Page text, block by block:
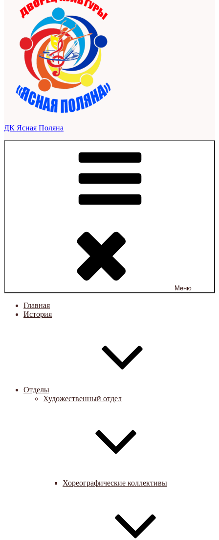
ДК Ясная Поляна
Меню
Главная
История
Отделы
Художественный отдел
Хореографические коллективы